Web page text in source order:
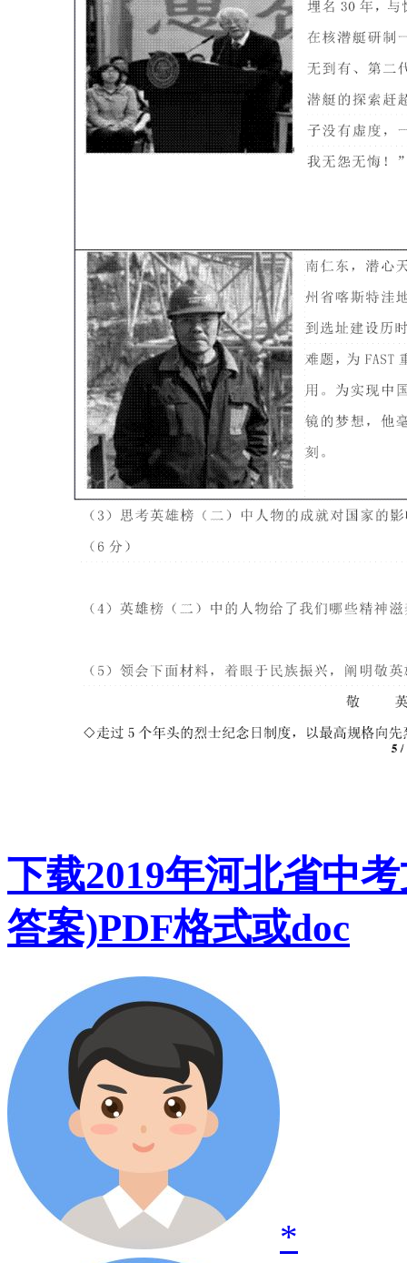
下载2019年河北省中
答案)PDF格式或doc
*